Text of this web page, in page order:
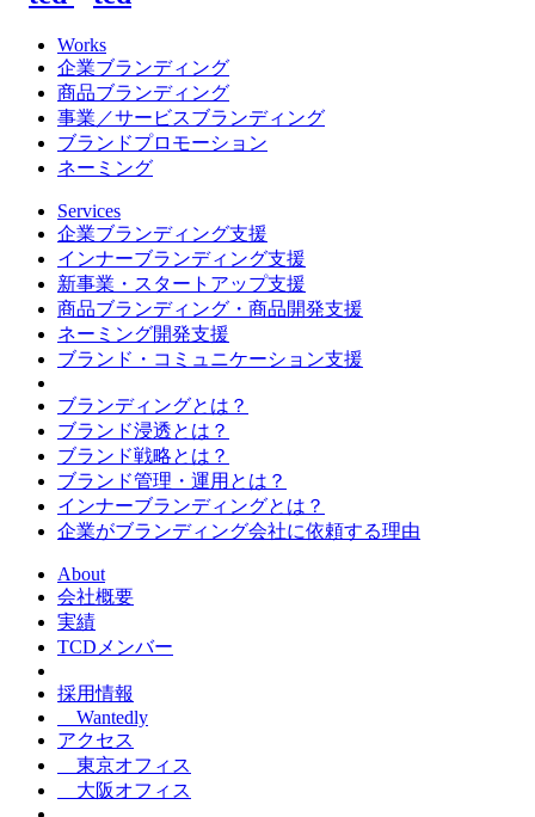
Works
企業ブランディング
商品ブランディング
事業／サービスブランディング
ブランドプロモーション
ネーミング
Services
企業ブランディング支援
インナーブランディング支援
新事業・スタートアップ支援
商品ブランディング・商品開発支援
ネーミング開発支援
ブランド・コミュニケーション支援
ブランディングとは？
ブランド浸透とは？
ブランド戦略とは？
ブランド管理・運用とは？
インナーブランディングとは？
企業がブランディング会社に依頼する理由
About
会社概要
実績
TCDメンバー
採用情報
Wantedly
アクセス
東京オフィス
大阪オフィス